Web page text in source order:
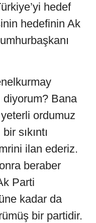
hedef
hedefinin Ak
diyorum? Bana
yeterli ordumuz
sıkıntı
ilan ederiz.
beraber
Parti
kadar da
bir partidir.